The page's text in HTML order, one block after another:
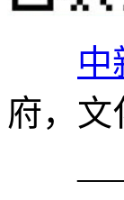
中
府，文
——专